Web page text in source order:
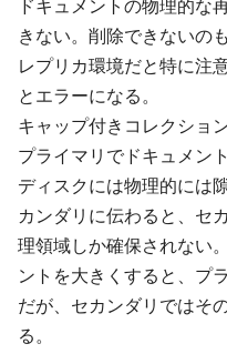
ドキュメントの物理的な
きない。削除できないの
レプリカ環境だと特に注
とエラーになる。
キャップ付きコレクショ
プライマリでドキュメン
ディスクには物理的には
カンダリに伝わると、セ
理領域しか確保されない
ントを大きくすると、プ
だが、セカンダリではそ
る。